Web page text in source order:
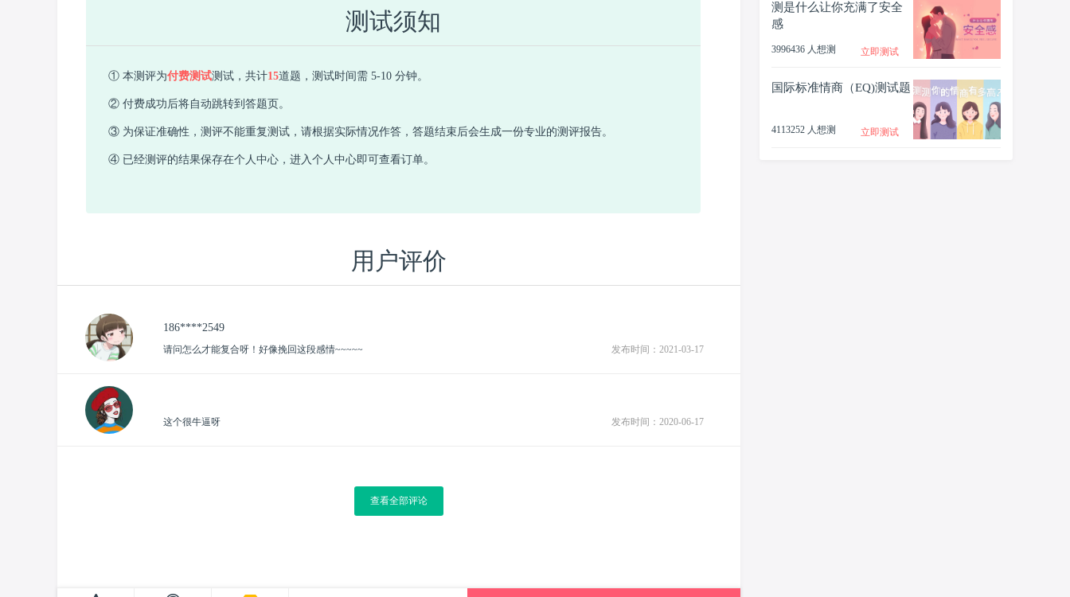
测试须知
① 本测评为付费测试测试，共计15道题，测试时间需 5-10 分钟。
② 付费成功后将自动跳转到答题页。
③ 为保证准确性，测评不能重复测试，请根据实际情况作答，答题结束后会生成一份专业的测评报告。
④ 已经测评的结果保存在个人中心，进入个人中心即可查看订单。
用户评价
186****2549
请问怎么才能复合呀！好像挽回这段感情~~~~~ 发布时间：2021-03-17
这个很牛逼呀 发布时间：2020-06-17
查看全部评论
测是什么让你充满了安全
感
3996436 人想测 立即测试
国际标准情商（EQ)测试题
4113252 人想测 立即测试